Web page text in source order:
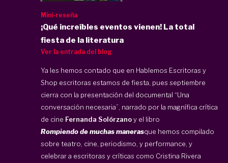
Mini-reseña
¡Qué increíbles eventos vienen! La total
fiesta de la literatura
Ver la entrada del blog
Ya les hemos contado que en Hablemos Escritoras y
Shop escritoras estamos de fiesta, pues septiembre
cierra con la presentación del documental “Una
conversación necesaria”, narrado por la magnífica crítica
de cine Fernanda Solórzanoy el libro
Rompiendo de muchas manerasque hemos compilado
sobre teatro, cine, periodismo, y performance, y
celebrar a escritoras y críticas como Cristina Rivera